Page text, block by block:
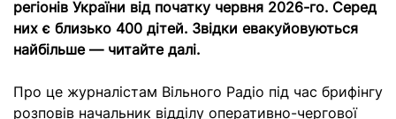
регіонів України від початку червня 2026-го. Серед
них є близько 400 дітей. Звідки евакуйовуються
найбільше — читайте далі.
Про це журналістам Вільного Радіо під час брифінгу
розповів начальник відділу оперативно-чергової